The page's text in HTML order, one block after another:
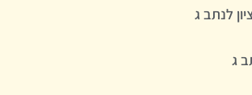
לנתב ג
ג